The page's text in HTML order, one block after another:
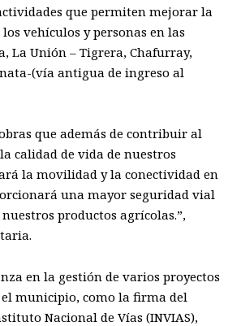
que permiten mejorar la
vehículos y personas en las
, La Unión – Tigrera, Chafurray,
(vía antigua de ingreso al
bras que además de contribuir al
calidad de vida de nuestros
rá la movilidad y la conectividad en
rá una mayor seguridad vial
productos agrícolas.”,
en la gestión de varios proyectos
municipio, como la firma del
Nacional de Vías (INVIAS),